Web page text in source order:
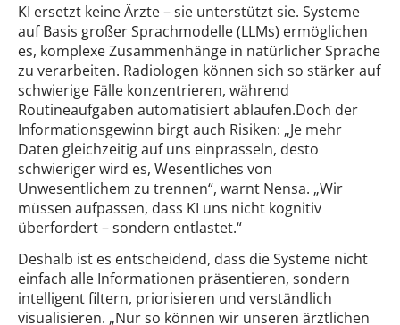
KI ersetzt keine Ärzte – sie unterstützt sie. Systeme
auf Basis großer Sprachmodelle (LLMs) ermöglichen
es, komplexe Zusammenhänge in natürlicher Sprache
zu verarbeiten. Radiologen können sich so stärker auf
schwierige Fälle konzentrieren, während
Routineaufgaben automatisiert ablaufen.Doch der
Informationsgewinn birgt auch Risiken: „Je mehr
Daten gleichzeitig auf uns einprasseln, desto
schwieriger wird es, Wesentliches von
Unwesentlichem zu trennen“, warnt Nensa. „Wir
müssen aufpassen, dass KI uns nicht kognitiv
überfordert – sondern entlastet.“
Deshalb ist es entscheidend, dass die Systeme nicht
einfach alle Informationen präsentieren, sondern
intelligent filtern, priorisieren und verständlich
visualisieren. „Nur so können wir unseren ärztlichen